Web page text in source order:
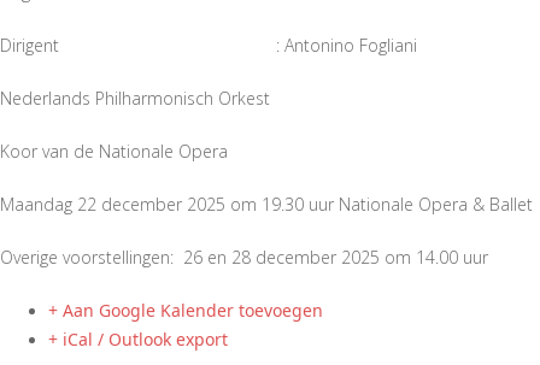
Dirigent : Antonino Fogliani
Nederlands Philharmonisch Orkest
Koor van de Nationale Opera
Maandag 22 december 2025 om 19.30 uur Nationale Opera & Ballet
Overige voorstellingen: 26 en 28 december 2025 om 14.00 uur
+ Aan Google Kalender toevoegen
+ iCal / Outlook export